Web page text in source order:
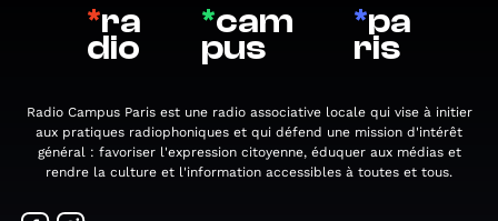
*ra
dio
*cam
pus
*pa
ris
Radio Campus Paris est une radio associative locale qui vise à initier
aux pratiques radiophoniques et qui défend une mission d'intérêt
général : favoriser l'expression citoyenne, éduquer aux médias et
rendre la culture et l'information accessibles à toutes et tous.